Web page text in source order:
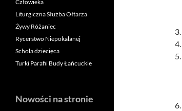
Człowieka
Liturgiczna Służba Ołtarza
Żywy Różaniec
Rycerstwo Niepokalanej
Schola dziecięca
Turki Parafii Budy Łańcuckie
Nowości na stronie